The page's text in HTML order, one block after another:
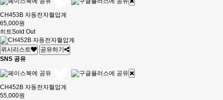
CH453B 자동전자혈압계
65,000원
히트Sold Out
위시리스트
공유하기
SNS 공유
CH452B 자동전자혈압계
55,000원